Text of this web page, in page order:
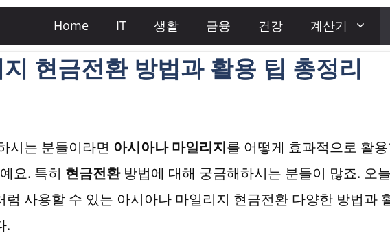
Home IT 생활 금융 건강 계산기
현금전환 방법과 활용 팁 총정리
시는 분들이라면 아시아나 마일리지를 어떻게 효과적으로 활
요. 특히 현금전환방법에 대해 궁금해하시는 분들이 많죠. 오
사용할 수 있는 아시아나 마일리지 현금전환 다양한 방법과
.